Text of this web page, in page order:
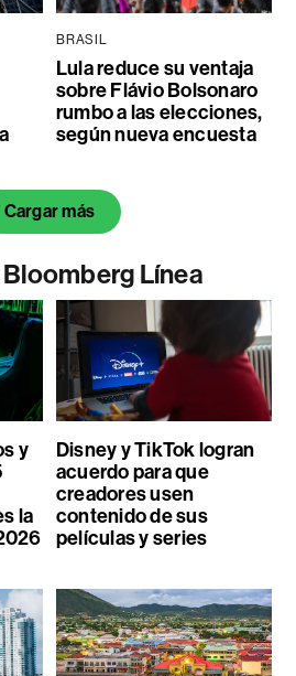
BRASIL
Lula reduce su ventaja
sobre Flávio Bolsonaro
rumbo a las elecciones,
según nueva encuesta
Cargar más
Línea
y
la
Disney y TikTok logran
acuerdo para que
creadores usen
contenido de sus
películas y series